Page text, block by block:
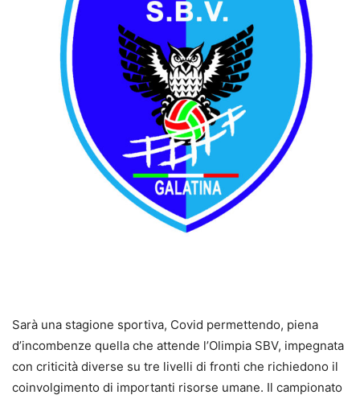
Sarà una stagione sportiva, Covid permettendo, piena
d’incombenze quella che attende l’Olimpia SBV, impegnata
con criticità diverse su tre livelli di fronti che richiedono il
coinvolgimento di importanti risorse umane. Il campionato